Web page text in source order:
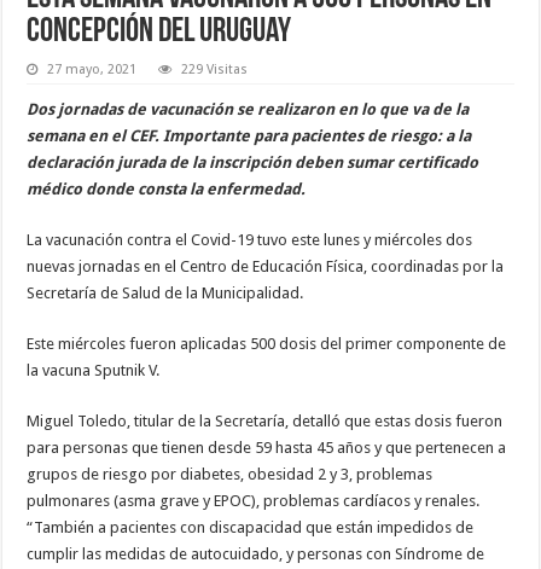
Concepción del Uruguay
27 mayo, 2021 229 Visitas
Dos jornadas de vacunación se realizaron en lo que va de la
semana en el CEF. Importante para pacientes de riesgo: a la
declaración jurada de la inscripción deben sumar certificado
médico donde consta la enfermedad.
La vacunación contra el Covid-19 tuvo este lunes y miércoles dos
nuevas jornadas en el Centro de Educación Física, coordinadas por la
Secretaría de Salud de la Municipalidad.
Este miércoles fueron aplicadas 500 dosis del primer componente de
la vacuna Sputnik V.
Miguel Toledo, titular de la Secretaría, detalló que estas dosis fueron
para personas que tienen desde 59 hasta 45 años y que pertenecen a
grupos de riesgo por diabetes, obesidad 2 y 3, problemas
pulmonares (asma grave y EPOC), problemas cardíacos y renales.
“También a pacientes con discapacidad que están impedidos de
cumplir las medidas de autocuidado, y personas con Síndrome de